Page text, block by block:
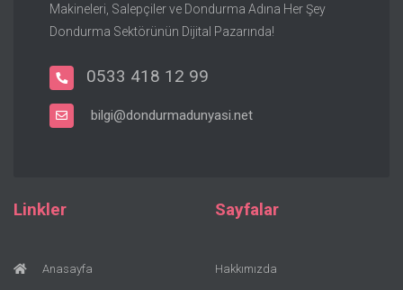
Makineleri, Salepçiler ve Dondurma Adına Her Şey
Dondurma Sektörünün Dijital Pazarında!
0533 418 12 99
bilgi@dondurmadunyasi.net
Linkler
Anasayfa
Sayfalar
Hakkımızda